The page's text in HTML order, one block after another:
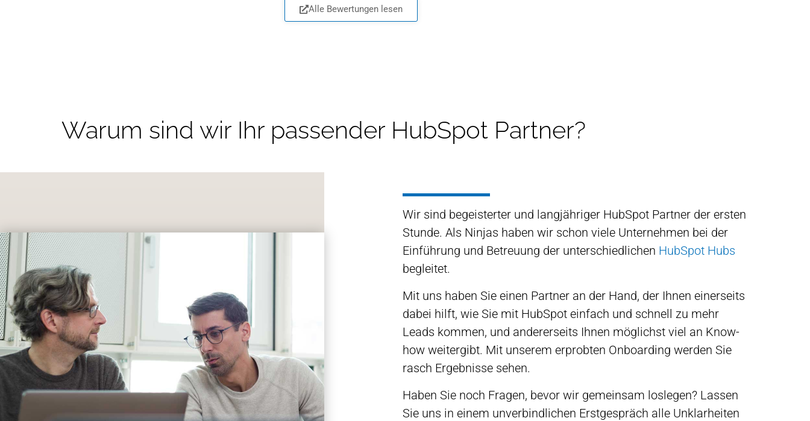
Alle Bewertungen lesen
Warum sind wir Ihr passender HubSpot Partner?
Wir sind begeisterter und langjähriger HubSpot Partner der ersten
Stunde. Als Ninjas haben wir schon viele Unternehmen bei der
Einführung und Betreuung der unterschiedlichen HubSpot Hubs
begleitet.
Mit uns haben Sie einen Partner an der Hand, der Ihnen einerseits
dabei hilft, wie Sie mit HubSpot einfach und schnell zu mehr
Leads kommen, und andererseits Ihnen möglichst viel an Know-
how weitergibt. Mit unserem erprobten Onboarding werden Sie
rasch Ergebnisse sehen.
Haben Sie noch Fragen, bevor wir gemeinsam loslegen? Lassen
Sie uns in einem unverbindlichen Erstgespräch alle Unklarheiten